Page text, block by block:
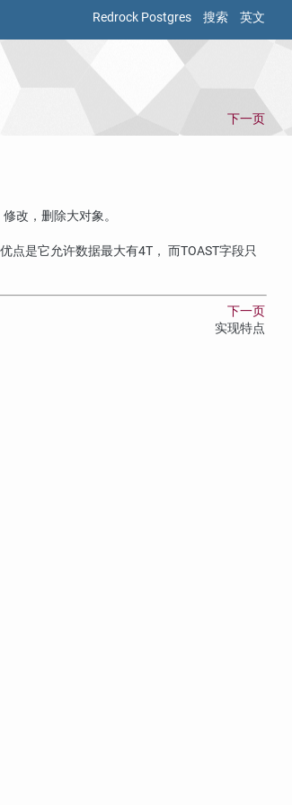
Redrock Postgres 搜索 英文
下一页
改，删除大对象。
点是它允许数据最大有4T， 而TOAST字段只
下一页
实现特点